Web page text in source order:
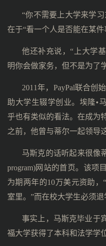
“你不需要上大学来学
在于“看一个人是否能在某
他还补充说，“上大学
明你会做家务，但不是为了
2011年，PayPal联合创
助大学生辍学创业。埃隆•
乎也有类似的看法。在成为
之前，他曾与蒂尔一起领导
马斯克的话听起来很像
program)网站的首页。该项
为期两年的10万美元资助
室里。”而在校大学生必须退
事实上，马斯克毕业于
福大学获得了本科和法学学位